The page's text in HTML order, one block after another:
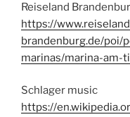
Reiseland
https://
brandenburg.de/poi/
marinas/marina-am-
Schlager music
https://